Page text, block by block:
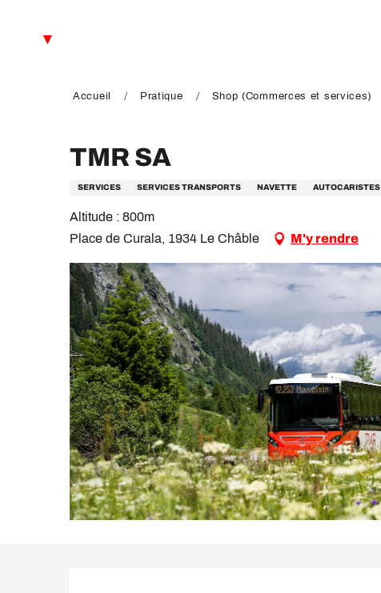
Accueil Pratique Shop (Commerces et services)
TMR SA
SERVICES SERVICES TRANSPORTS NAVETTE AUTOCARISTES
Altitude : 800m
Place de Curala, 1934 Le Châble
M'y rendre